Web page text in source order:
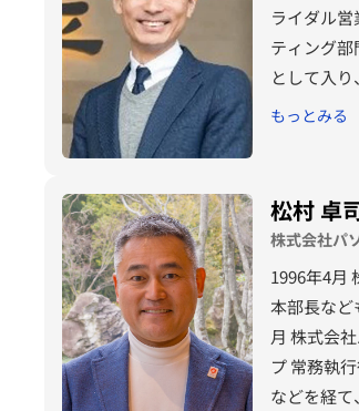
ライダル
ティング
として入り
もっとみる
松村 卓
株式会社パ
1996年4月
本部長など
月 株式会
プ 常務執
などを経